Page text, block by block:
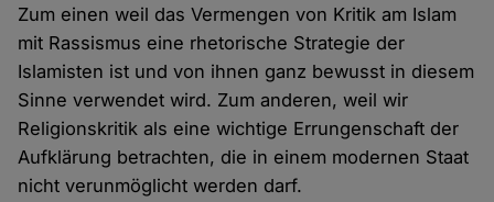
Zum einen weil das Vermengen von Kritik am Islam
mit Rassismus eine rhetorische Strategie der
Islamisten ist und von ihnen ganz bewusst in diesem
Sinne verwendet wird. Zum anderen, weil wir
Religionskritik als eine wichtige Errungenschaft der
Aufklärung betrachten, die in einem modernen Staat
nicht verunmöglicht werden darf.